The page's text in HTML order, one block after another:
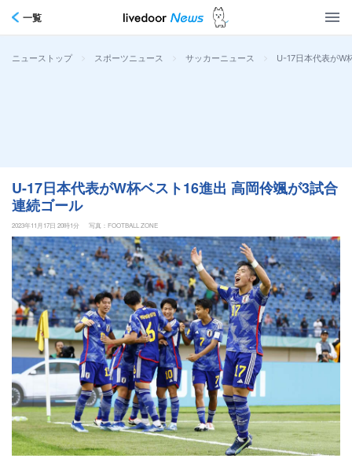
一覧
ニューストップ > スポーツニュース > サッカーニュース > U-17日本代表がW
U-17日本代表がW杯ベスト16進出 高岡伶颯が3試合
連続ゴール
2023年11月17日 20時1分 写真：FOOTBALL ZONE